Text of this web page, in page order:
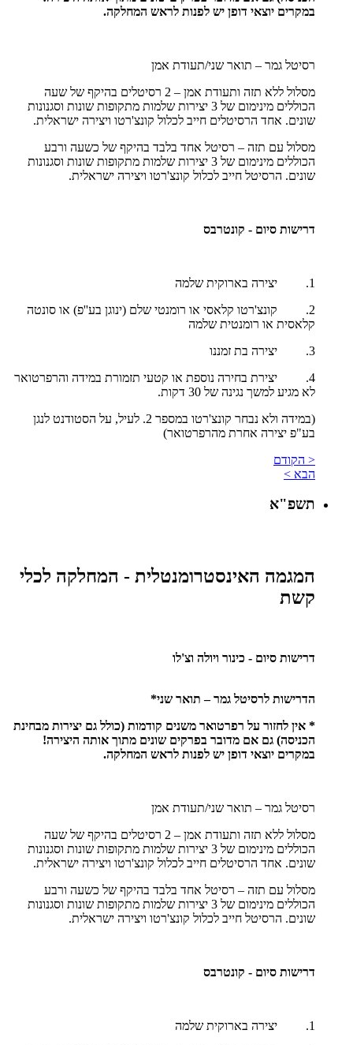
במקרים יוצאי דופן יש לפנות לראש המחלקה.
רסיטל גמר – תואר שני/תעודת אמן
מסלול ללא תזה ותעודת אמן – 2 רסיטלים בהיקף של שעה
הכוללים מינימום של 3 יצירות שלמות מתקופות שונות וסגנונות
שונים. אחד הרסיטלים חייב לכלול קונצ'רטו ויצירה ישראלית.
מסלול עם תזה – רסיטל אחד בלבד בהיקף של כשעה ורבע
הכוללים מינימום של 3 יצירות שלמות מתקופות שונות וסגנונות
שונים. הרסיטל חייב לכלול קונצ'רטו ויצירה ישראלית.
דרישות סיום - קונטרבס
1. יצירה בארוקית שלמה
2. קונצ'רטו קלאסי או רומנטי שלם (ינוגן בע''פ) או סונטה
קלאסית או רומנטית שלמה
3. יצירה בת זמננו
4. יצירת בחירה נוספת או קטעי תזמורת במידה והרפרטואר
לא מגיע למשך נגינה של 30 דקות.
(במידה ולא נבחר קונצ'רטו במספר 2. לעיל, על הסטודנט לנגן
בע"פ יצירה אחרת מהרפרטואר)
< הקודם
הבא >
תשפ"א
המגמה האינסטרומנטלית - המחלקה לכלי
קשת
דרישות סיום - כינור ויולה וצ'לו
הדרישות לרסיטל גמר – תואר שני*
* אין לחזור על רפרטואר משנים קודמות (כולל גם יצירות מבחינת
הכניסה) גם אם מדובר בפרקים שונים מתוך אותה היצירה!
במקרים יוצאי דופן יש לפנות לראש המחלקה.
רסיטל גמר – תואר שני/תעודת אמן
מסלול ללא תזה ותעודת אמן – 2 רסיטלים בהיקף של שעה
הכוללים מינימום של 3 יצירות שלמות מתקופות שונות וסגנונות
שונים. אחד הרסיטלים חייב לכלול קונצ'רטו ויצירה ישראלית.
מסלול עם תזה – רסיטל אחד בלבד בהיקף של כשעה ורבע
הכוללים מינימום של 3 יצירות שלמות מתקופות שונות וסגנונות
שונים. הרסיטל חייב לכלול קונצ'רטו ויצירה ישראלית.
דרישות סיום - קונטרבס
1. יצירה בארוקית שלמה